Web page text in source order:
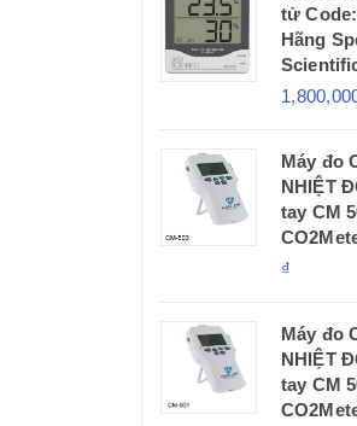
tử
Hãng
Máy đo
NHIỆT
tay CM
₫
Máy đo
NHIỆT
tay CM